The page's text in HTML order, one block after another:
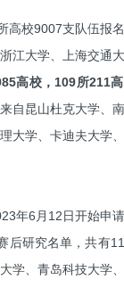
高校9007支队伍报
江大学、上海交通
高校， 109所211
自昆山杜克大学、
大学、卡迪夫大学
年6月12日开始申
后研究名单，共有
学、青岛科技大学